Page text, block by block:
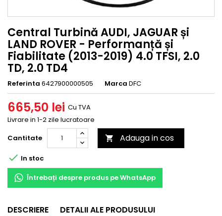
Central Turbină AUDI, JAGUAR și
LAND ROVER - Performanță și
Fiabilitate (2013-2019) 4.0 TFSI, 2.0
TD, 2.0 TD4
Referinta 6427900000505 Marca DFC
665,50 lei Cu TVA
Livrare in 1-2 zile lucratoare
Cantitate
 Adauga in cos
 In stoc
Întrebați despre produs pe WhatsApp
DESCRIERE DETALII ALE PRODUSULUI